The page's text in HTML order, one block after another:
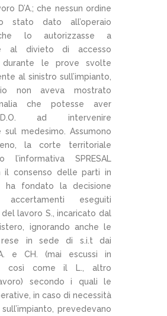
D’A.; che nessun ordine
stato dato all’operaio
lo autorizzasse a
al divieto di accesso
durante le prove svolte
al sinistro sull’impianto,
non aveva mostrato
che potesse aver
ad intervenire
sul medesimo. Assumono
la corte territoriale
l’informativa SPRESAL
il consenso delle parti in
ha fondato la decisione
eseguiti
lavoro S., incaricato dal
ignorando anche le
rese in sede di s.i.t dai
e CH. (mai escussi in
così come il L., altro
secondo i quali le
in caso di necessità
prevedevano